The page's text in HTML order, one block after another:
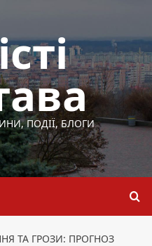
ПОДІЇ, БЛОГИ
ТА ГРОЗИ: ПРОГНОЗ